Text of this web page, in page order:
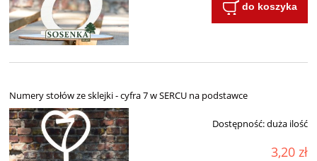
do koszyka
Numery stołów ze sklejki - cyfra 7 w SERCU na podstawce
Dostępność:duża ilość
3,20 zł